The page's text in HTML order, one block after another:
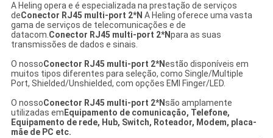
A Heling opera e é especializada na prestação de serviços
deConector RJ45 multi-port 2*N A Heling oferece uma vasta
gama de serviços de telecomunicações e de
datacom.Conector RJ45 multi-port 2*Npara as suas
transmissões de dados e sinais.
O nossoConector RJ45 multi-port 2*Nestão disponíveis em
muitos tipos diferentes para seleção, como Single/Multiple
Port, Shielded/Unshielded, com opções EMI Finger/LED.
O nossoConector RJ45 multi-port 2*Nsão amplamente
utilizadas em Equipamento de comunicação, Telefone,
Equipamento de rede, Hub, Switch, Roteador, Modem, placa-
mãe de PC etc.